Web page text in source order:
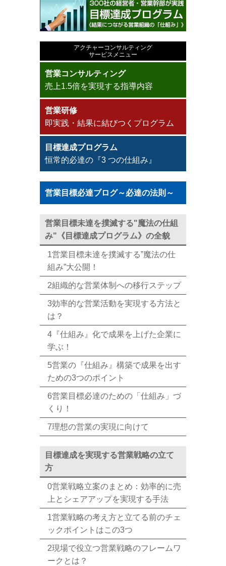
アクチャーコンサルティング
サービスメニュー
営業コンサルティング
売上1.5倍を実現する指導内容
営業研修
即実践・結果に結びつくプログラム
目標達成プログラム
恒常的必達の『3 つの仕組み』
営業目標必達ブログ～必達の法則～
営業目標未達を撲滅する"魔法の仕組
み"《目標達成プログラム》の全貌
1営業目標未達を撲滅する”魔法の仕
組み”大公開！
2組織的な営業体制への移行ステップ
3効率的な営業活動を実現する方法と
は？
4『仕組み』化で成果を上げた企業に
学ぶ！
5営業の『仕組み』構築で成果を出す
ための3つのポイント
6営業目標必達のための「仕組み」づ
くり！
7理想の営業の実現に向けて
目標達成を実現する営業戦略の立て
方
0営業戦略立案のまとめ：効率的に売
上とシェアアップを実現する手法
1営業戦略の考え方と立てる前のチェ
ックポイントはこの3つ
2現場で役立つ営業戦略のフレームワ
ークとは？